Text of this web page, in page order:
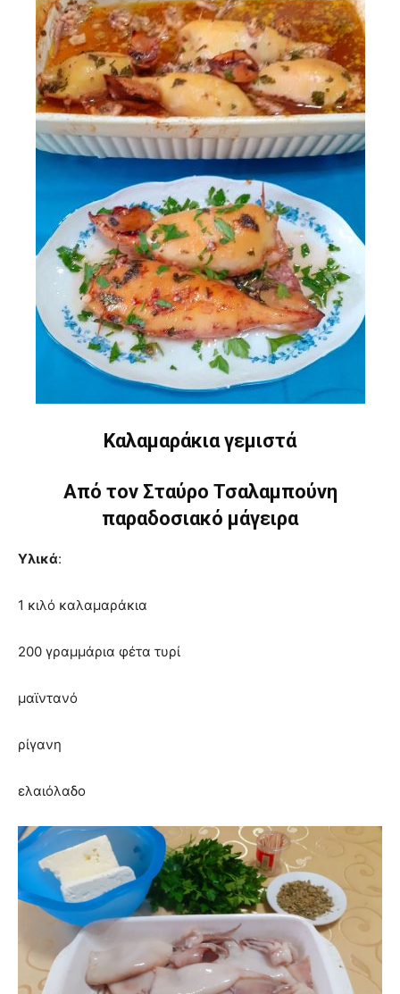
Καλαμαράκια γεμιστά
Από τον Σταύρο Τσαλαμπούνη
παραδοσιακό μάγειρα
Υλικά:
1 κιλό καλαμαράκια
200 γραμμάρια φέτα τυρί
μαϊντανό
ρίγανη
ελαιόλαδο